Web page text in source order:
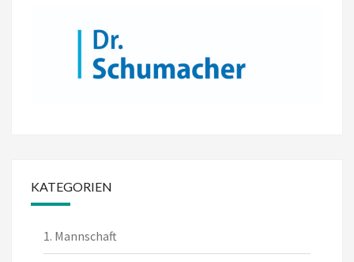
KATEGORIEN
1. Mannschaft